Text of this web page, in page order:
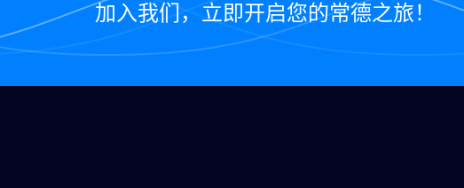
加入我们，立即开启您的常德之旅！